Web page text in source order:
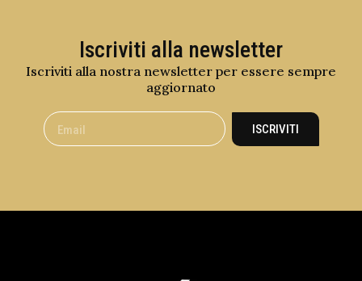
Iscriviti alla newsletter
Iscriviti alla nostra newsletter per essere sempre
aggiornato
ISCRIVITI